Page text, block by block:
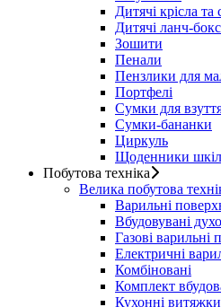
Дитячі крісла та
Дитячі ланч-
Зошити
Пенали
Пензлики для
Портфелі
Сумки для
Сумки-бананки
Циркуль
Щоденники
Побутова техніка
Велика побутова
Варильні
Вбудовувані
Газові варильні
Електричні
Комбіновані
Комплект
Кухонні витяжки